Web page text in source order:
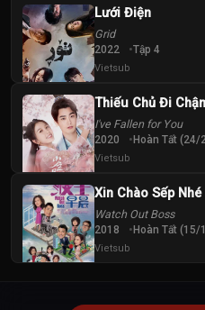
Lưới Điện
Grid
2022 Tập 4
Vietsub
Thiếu Chủ Đi
I've Fallen for You
2020 Hoàn Tất (24/
Vietsub
Xin Chào Sếp Nhé
Watch Out Boss
2018 Hoàn Tất (15/
Vietsub